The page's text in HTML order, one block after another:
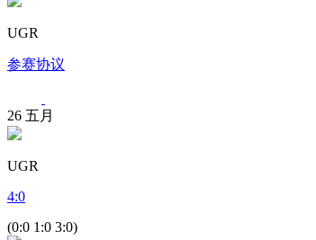
UGR
参赛协议
26 五月
UGR
4:0
(0:0 1:0 3:0)